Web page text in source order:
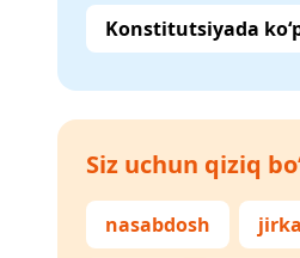
Konstitutsiyada
Siz uchun qiziq
nasabdosh